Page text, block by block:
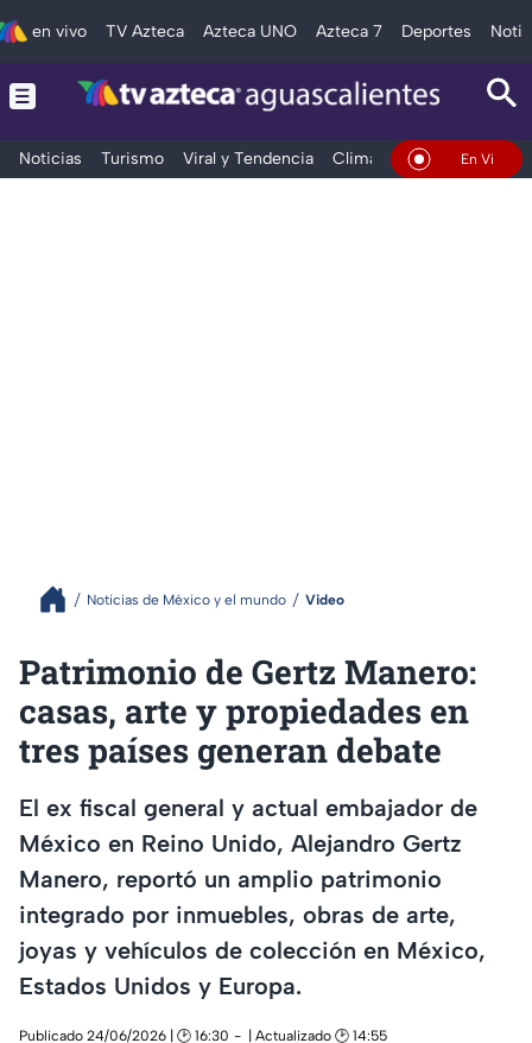
en vivo TV Azteca Azteca UNO Azteca 7 Deportes
Noticias Turismo Viral y Tendencia Clima DeportesEn Vivo
Noticias de México y el mundo Video
Patrimonio de Gertz Manero:
casas, arte y propiedades en
tres países generan debate
El ex fiscal general y actual embajador de
México en Reino Unido, Alejandro Gertz
Manero, reportó un amplio patrimonio
integrado por inmuebles, obras de arte,
joyas y vehículos de colección en México,
Estados Unidos y Europa.
Publicado 24/06/2026 | 🕑 16:30
| Actualizado 🕑 14:55